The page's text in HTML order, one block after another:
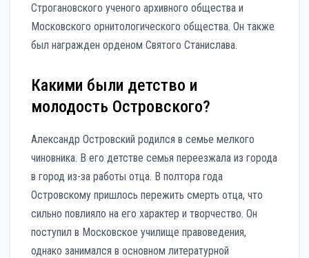
Строгановского ученого архивного общества и
Московского орнитологического общества. Он также
был награжден орденом Святого Станислава.
Какими были детство и
молодость Островского?
Александр Островский родился в семье мелкого
чиновника. В его детстве семья переезжала из города
в город из-за работы отца. В полтора года
Островскому пришлось пережить смерть отца, что
сильно повлияло на его характер и творчество. Он
поступил в Московское училище правоведения,
однако занимался в основном литературной